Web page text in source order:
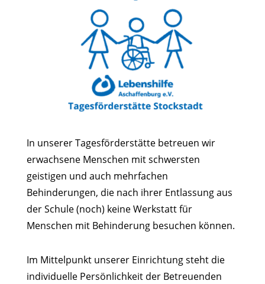
In unserer Tagesförderstätte betreuen wir
erwachsene Menschen mit schwersten
geistigen und auch mehrfachen
Behinderungen, die nach ihrer Entlassung aus
der Schule (noch) keine Werkstatt für
Menschen mit Behinderung besuchen können.
Im Mittelpunkt unserer Einrichtung steht die
individuelle Persönlichkeit der Betreuenden